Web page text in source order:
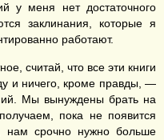
у меня нет достаточного
заклинания, которые я
работают.
считай, что все эти книги
и ничего, кроме правды, —
Мы вынуждены брать на
пока не появится
нам срочно нужно больше